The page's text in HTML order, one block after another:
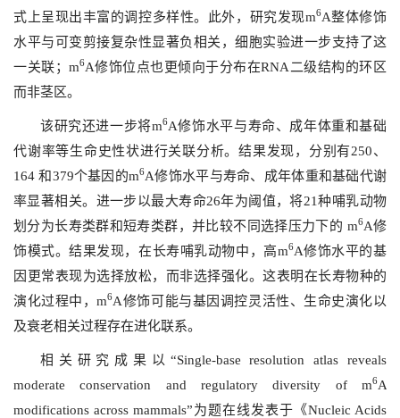
式上呈现出丰富的调控多样性。此外，研究发现m6A整体修饰
水平与可变剪接复杂性显著负相关，细胞实验进一步支持了这
一关联；m6A修饰位点也更倾向于分布在RNA二级结构的环区
而非茎区。
该研究还进一步将m6A修饰水平与寿命、成年体重和基础
代谢率等生命史性状进行关联分析。结果发现，分别有250、
164 和379个基因的m6A修饰水平与寿命、成年体重和基础代谢
率显著相关。进一步以最大寿命26年为阈值，将21种哺乳动物
划分为长寿类群和短寿类群，并比较不同选择压力下的 m6A修
饰模式。结果发现，在长寿哺乳动物中，高m6A修饰水平的基
因更常表现为选择放松，而非选择强化。这表明在长寿物种的
演化过程中，m6A修饰可能与基因调控灵活性、生命史演化以
及衰老相关过程存在进化联系。
相关研究成果以“Single-base resolution atlas reveals
moderate conservation and regulatory diversity of m6A
modifications across mammals”为题在线发表于《Nucleic Acids